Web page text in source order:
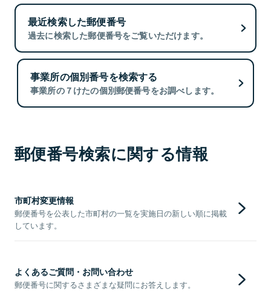
最近検索した郵便番号
過去に検索した郵便番号をご覧いただけます。
事業所の個別番号を検索する
事業所の７けたの個別郵便番号をお調べします。
郵便番号検索に関する情報
市町村変更情報
郵便番号を公表した市町村の一覧を実施日の新しい順に掲載
しています。
よくあるご質問・お問い合わせ
郵便番号に関するさまざまな疑問にお答えします。